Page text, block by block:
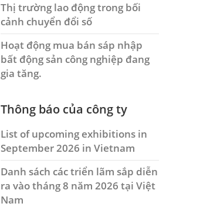
Thị trường lao động trong bối
cảnh chuyển đổi số
Hoạt động mua bán sáp nhập
bất động sản công nghiệp đang
gia tăng.
Thông báo của công ty
List of upcoming exhibitions in
September 2026 in Vietnam
Danh sách các triển lãm sắp diễn
ra vào tháng 8 năm 2026 tại Việt
Nam